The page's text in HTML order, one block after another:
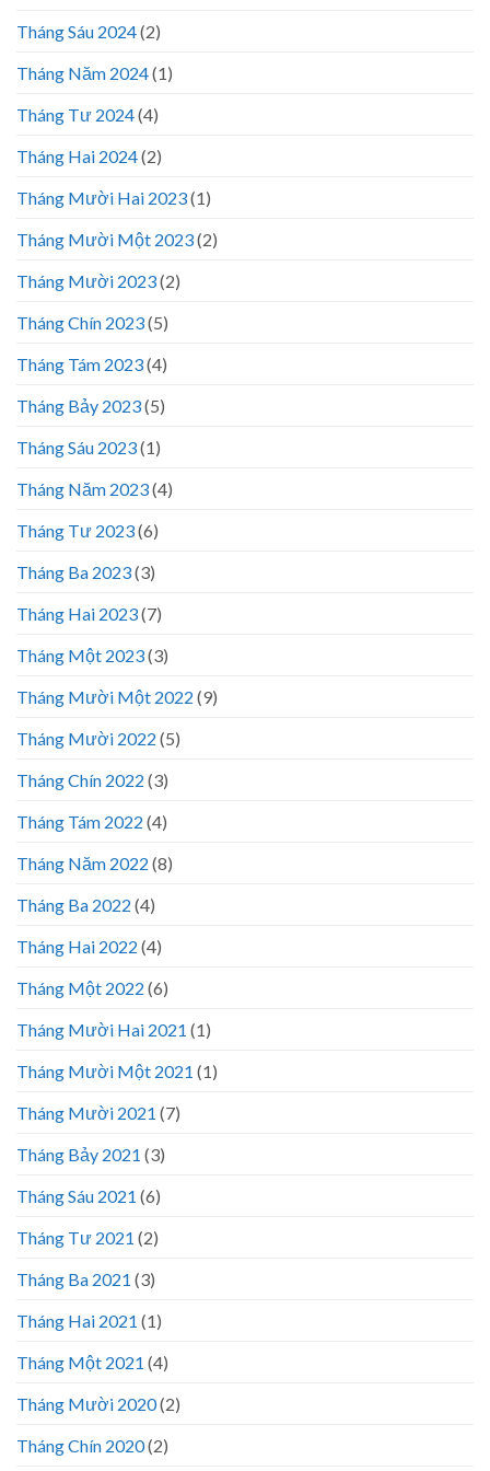
Tháng Sáu 2024(2)
Tháng Năm 2024(1)
Tháng Tư 2024(4)
Tháng Hai 2024(2)
Tháng Mười Hai 2023(1)
Tháng Mười Một 2023(2)
Tháng Mười 2023(2)
Tháng Chín 2023(5)
Tháng Tám 2023(4)
Tháng Bảy 2023(5)
Tháng Sáu 2023(1)
Tháng Năm 2023(4)
Tháng Tư 2023(6)
Tháng Ba 2023(3)
Tháng Hai 2023(7)
Tháng Một 2023(3)
Tháng Mười Một 2022 (9)
Tháng Mười 2022 (5)
Tháng Chín 2022 (3)
Tháng Tám 2022 (4)
Tháng Năm 2022 (8)
Tháng Ba 2022 (4)
Tháng Hai 2022 (4)
Tháng Một 2022 (6)
Tháng Mười Hai 2021 (1)
Tháng Mười Một 2021 (1)
Tháng Mười 2021 (7)
Tháng Bảy 2021 (3)
Tháng Sáu 2021 (6)
Tháng Tư 2021 (2)
Tháng Ba 2021 (3)
Tháng Hai 2021 (1)
Tháng Một 2021 (4)
Tháng Mười 2020(2)
Tháng Chín 2020(2)